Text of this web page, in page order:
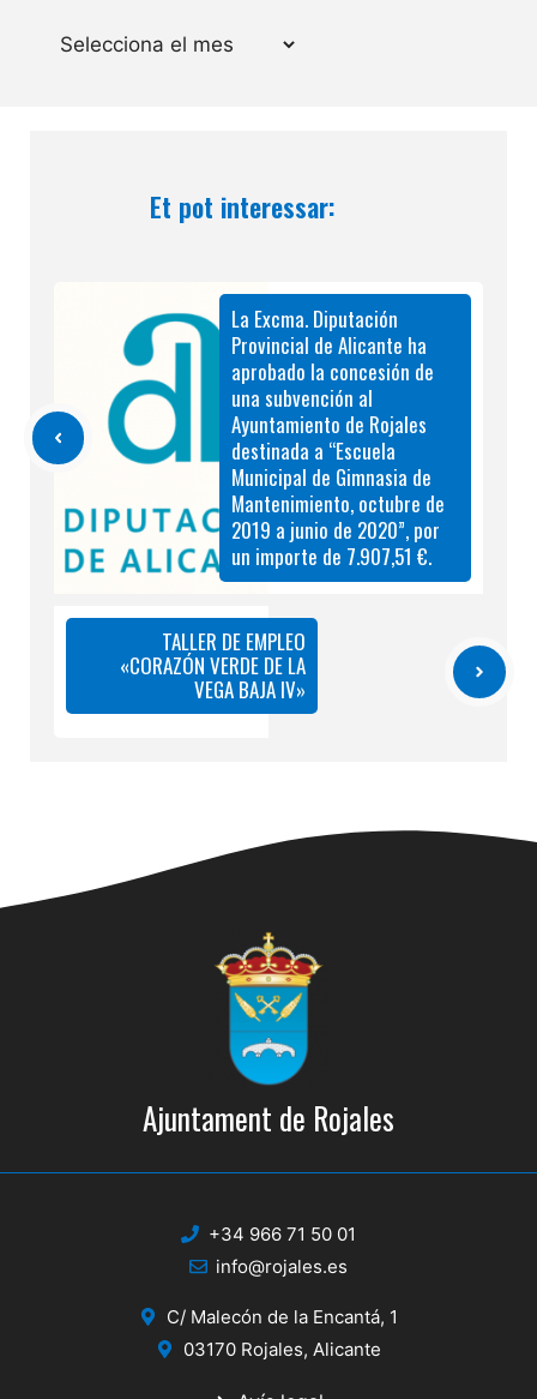
Arxius
Et pot interessar:
La Excma. Diputación
Provincial de Alicante ha
aprobado la concesión de
una subvención al
Ayuntamiento de Rojales
destinada a “Escuela
Municipal de Gimnasia de
Mantenimiento, octubre de
2019 a junio de 2020”, por
un importe de 7.907,51 €.
TALLER DE EMPLEO
«CORAZÓN VERDE DE LA
VEGA BAJA IV»
Ajuntament de Rojales
+34 966 71 50 01
info@rojales.es
C/ Malecón de la Encantá, 1
03170 Rojales, Alicante